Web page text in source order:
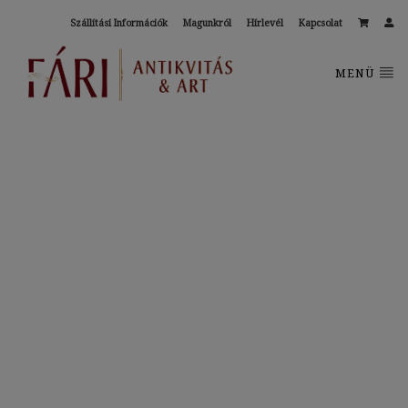
Szállítási Információk Magunkról Hírlevél Kapcsolat
MENÜ